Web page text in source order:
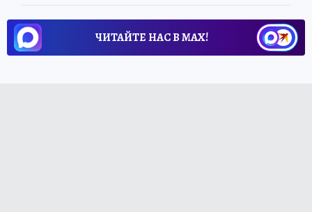
ЧИТАЙТЕ НАС В МАХ!